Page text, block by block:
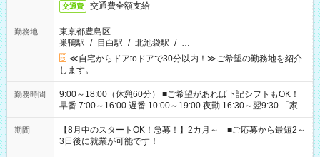
交通費 交通費全額支給
勤務地
東京都豊島区
巣鴨駅 / 目白駅 / 北池袋駅 / …
≪自宅からドアtoドアで30分以内！≫ご希望の勤務地を紹介
します。
勤務時間
9:00～18:00（休憩60分） ■ご希望があれば下記シフトもOK！
早番 7:00～16:00 遅番 10:00～19:00 夜勤 16:30～翌9:30 「家族
と休みを合わせたい」 「余裕を持って夕飯の準備がしたい」
「できれば残業はしたくない」 など、ご希望を教えてください
ね。 ※Wワーク希望の方へ 今ご覧のお仕事で希望する勤務時間
と、もう1つのお仕事の勤務時間。 合計で週40時間を超える場
期間
【8月中のスタートOK！急募！】2カ月～ ■ご応募から最短2～
3日後に就業が可能です！